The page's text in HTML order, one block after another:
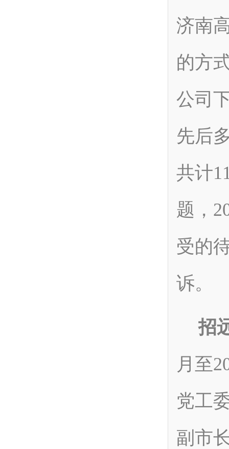
济南
的方
公司
先后
共计
题，
受的
诉。
招
月至
党工
副市